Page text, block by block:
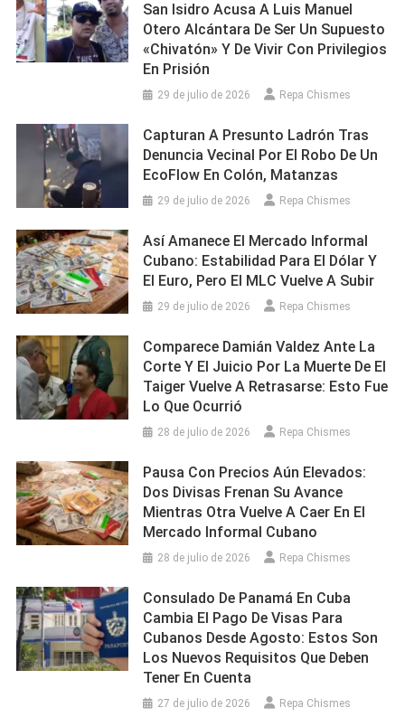
San Isidro Acusa A Luis Manuel
Otero Alcántara De Ser Un Supuesto
«chivatón» Y De Vivir Con Privilegios
En Prisión
29 de julio de 2026 Repa Chismes
Capturan A Presunto Ladrón Tras
Denuncia Vecinal Por El Robo De Un
EcoFlow En Colón, Matanzas
29 de julio de 2026 Repa Chismes
Así Amanece El Mercado Informal
Cubano: Estabilidad Para El Dólar Y
El Euro, Pero El MLC Vuelve A Subir
29 de julio de 2026 Repa Chismes
Comparece Damián Valdez Ante La
Corte Y El Juicio Por La Muerte De El
Taiger Vuelve A Retrasarse: Esto Fue
Lo Que Ocurrió
28 de julio de 2026 Repa Chismes
Pausa Con Precios Aún Elevados:
Dos Divisas Frenan Su Avance
Mientras Otra Vuelve A Caer En El
Mercado Informal Cubano
28 de julio de 2026 Repa Chismes
Consulado De Panamá En Cuba
Cambia El Pago De Visas Para
Cubanos Desde Agosto: Estos Son
Los Nuevos Requisitos Que Deben
Tener En Cuenta
27 de julio de 2026 Repa Chismes